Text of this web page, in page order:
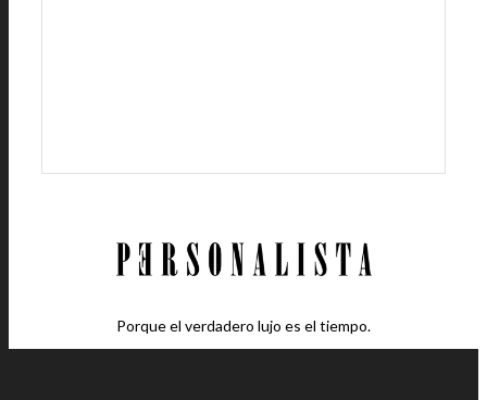
Porque el verdadero lujo es el tiempo.